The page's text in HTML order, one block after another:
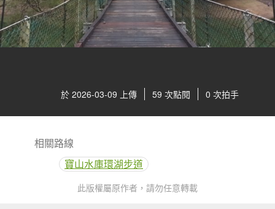
於 2026-03-09 上傳 59 次點閱 0 次拍手
相關路線
寶山水庫環湖步道
此版權屬原作者，請勿任意轉載